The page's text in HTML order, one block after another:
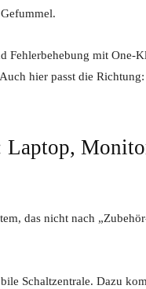
Fehlerbehebung mit
hier passt die
Laptop,
das nicht nach
Schaltzentrale. Dazu